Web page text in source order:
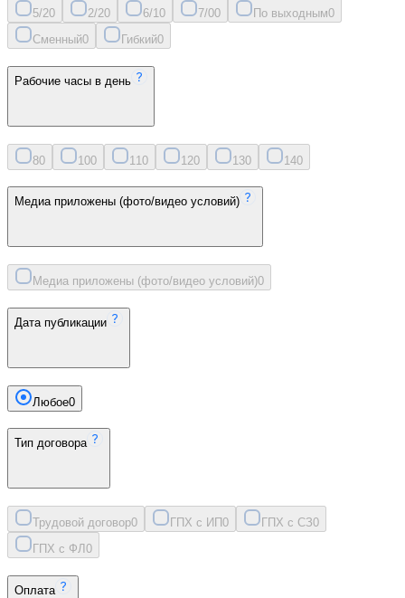
5/20 2/20 6/10 7/00 По выходным0
Сменный0 Гибкий0
Рабочие часы в день
80 100 11 0 120 130 140
Медиа приложены (фото/видео условий)
Медиа приложены (фото/видео условий)0
Дата публикации
Любое0
Тип договора
Трудовой договор0 ГПХ с ИП0 ГПХ с СЗ0
ГПХ с ФЛ 0
Оплата